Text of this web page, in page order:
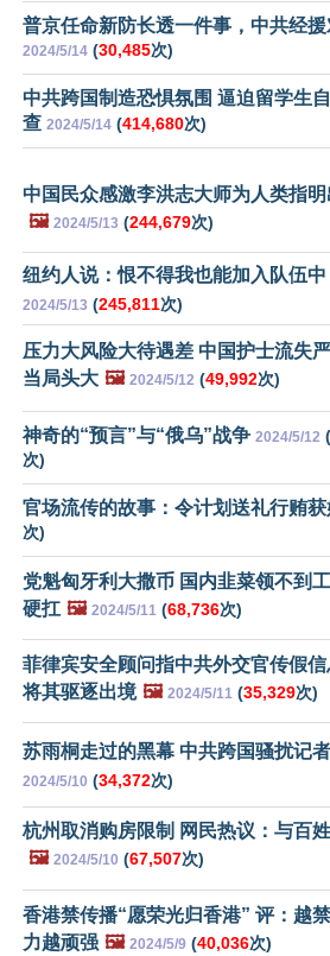
普京任命新防长透一件事，中共经
2024/5/14 (30,485次)
中共跨国制造恐惧氛围 逼迫留学生
查 2024/5/14 (414,680次)
中国民众感激李洪志大师为人类指
🖼️ 2024/5/13 (244,679次)
纽约人说：恨不得我也能加入队伍中
2024/5/13 (245,811次)
压力大风险大待遇差 中国护士流失
当局头大 🖼️ 2024/5/12 (49,992次)
神奇的“预言”与“俄乌”战争 2024/5/12 (
次)
官场流传的故事：令计划送礼行贿
次)
党魁匈牙利大撒币 国内韭菜领不到
硬扛 🖼️ 2024/5/11 (68,736次)
菲律宾安全顾问指中共外交官传假信
将其驱逐出境 🖼️ 2024/5/11 (35,329次)
苏雨桐走过的黑幕 中共跨国骚扰记者
2024/5/10 (34,372次)
杭州取消购房限制 网民热议：与百
🖼️ 2024/5/10 (67,507次)
香港禁传播“愿荣光归香港” 评：越
力越顽强 🖼️ 2024/5/9 (40,036次)